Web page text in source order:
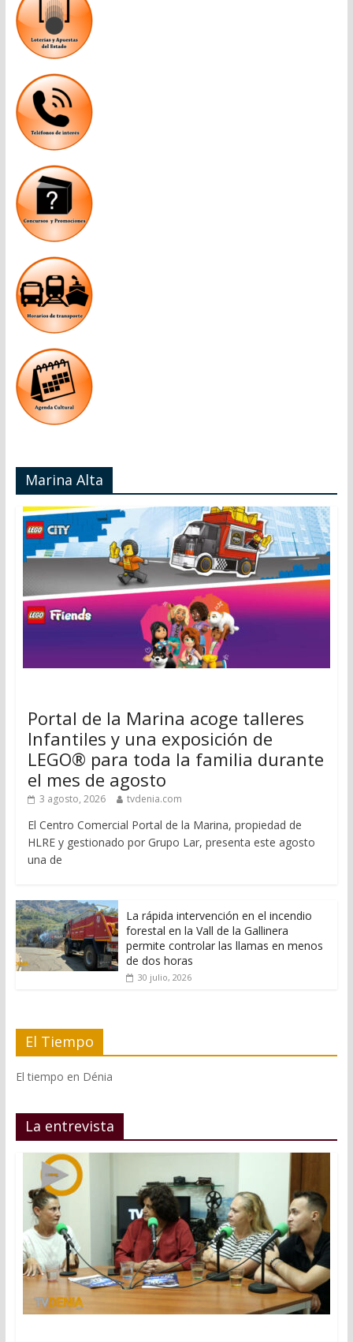
Marina Alta
Portal de la Marina acoge talleres
Infantiles y una exposición de
LEGO® para toda la familia durante
el mes de agosto
3 agosto, 2026 tvdenia.com
El Centro Comercial Portal de la Marina, propiedad de
HLRE y gestionado por Grupo Lar, presenta este agosto
una de
La rápida intervención en el incendio
forestal en la Vall de la Gallinera
permite controlar las llamas en menos
de dos horas
30 julio, 2026
El Tiempo
El tiempo en Dénia
La entrevista